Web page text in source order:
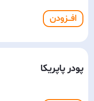
افـــزودن
پودر پاپریکا